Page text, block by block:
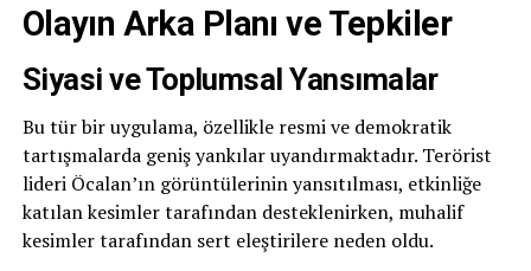
Olayın Arka Planı ve Tepkiler
Siyasi ve Toplumsal Yansımalar
Bu tür bir uygulama, özellikle resmi ve demokratik
tartışmalarda geniş yankılar uyandırmaktadır. Terörist
lideri Öcalan’ın görüntülerinin yansıtılması, etkinliğe
katılan kesimler tarafından desteklenirken, muhalif
kesimler tarafından sert eleştirilere neden oldu.